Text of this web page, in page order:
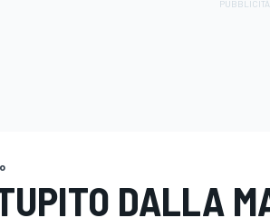
DALLA